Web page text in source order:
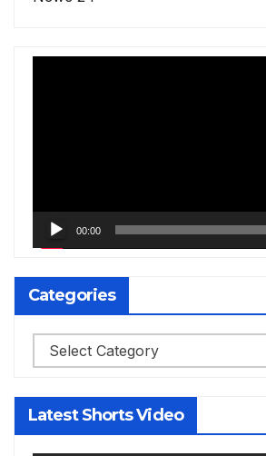
00:00
Categories
Categories
Latest Shorts Video